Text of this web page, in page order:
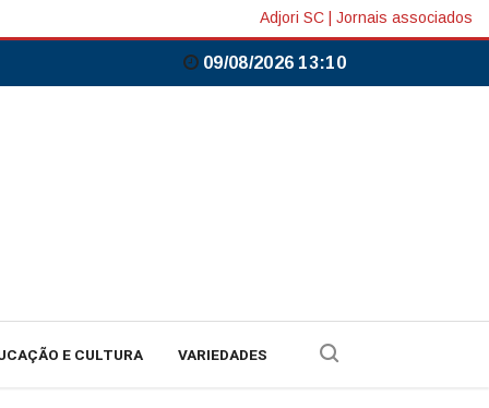
Adjori SC Jornais associados
09/08/2026 13:10
E CULTURA VARIEDADES